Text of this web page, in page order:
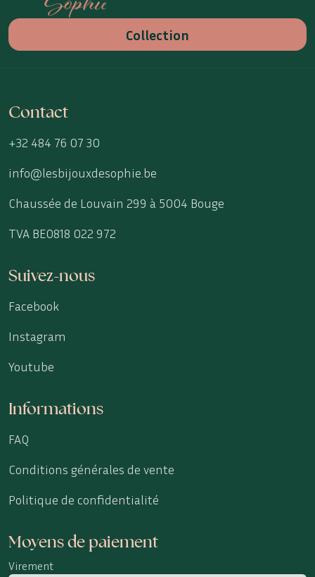
Collection
Contact
+32 484 76 07 30
info@lesbijouxdesophie.be
Chaussée de Louvain 299 à 5004 Bouge
TVA BE0818 022 972
Suivez-nous
Facebook
Instagram
Youtube
Informations
FAQ
Conditions générales de vente
Politique de confidentialité
Moyens de paiement
Virement